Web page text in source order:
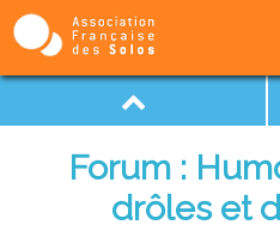
Forum :
drôles et